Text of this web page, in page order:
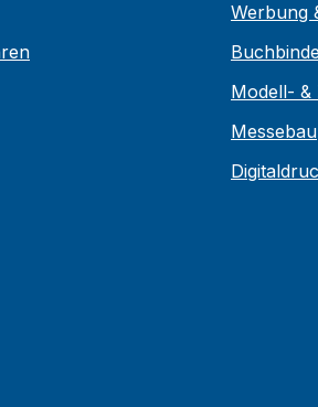
Werbung
Modell- &
Messebau